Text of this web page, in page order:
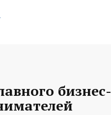
бизнес-